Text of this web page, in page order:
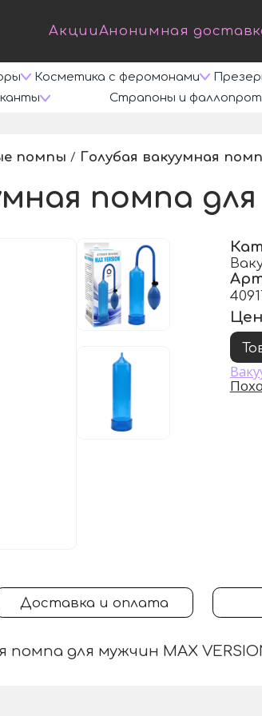
АкцииАнонимная
Косметика с феромонами
Страпоны и
помпы / Голубая вакуумная
помпа
Доставка и оплата
помпа для мужчин MAX